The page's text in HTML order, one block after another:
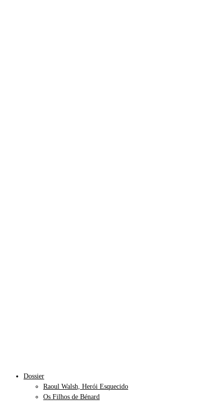
Dossier
Raoul Walsh, Herói Esquecido
Os Filhos de Bénard